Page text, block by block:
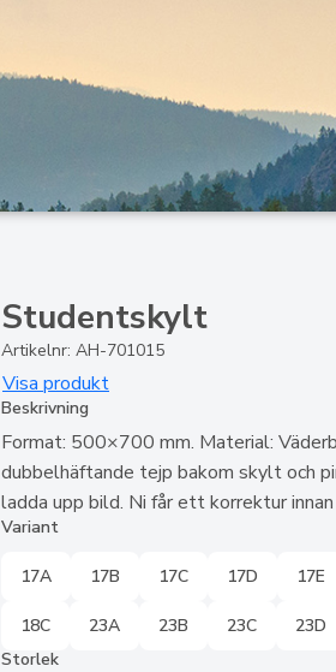
Studentskylt
Artikelnr: AH-701015
Visa produkt
Beskrivning
Format: 500×700 mm. Material:
dubbelhäftande tejp bakom skylt och
ladda upp bild. Ni får ett korrektur
Variant
17A 17B 17C 17D 17E
18C 23A 23B 23C 23D
Storlek